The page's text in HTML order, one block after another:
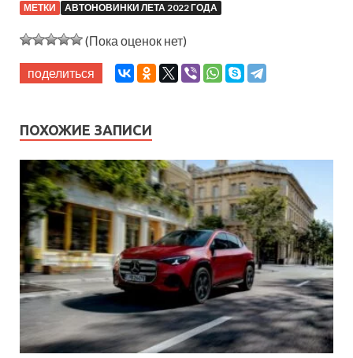
МЕТКИ АВТОНОВИНКИ ЛЕТА 2022 ГОДА
(Пока оценок нет)
поделиться
ПОХОЖИЕ ЗАПИСИ